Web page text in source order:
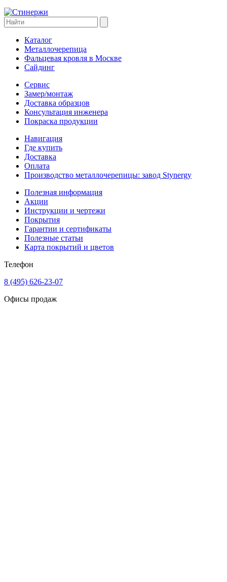
Каталог
Металлочерепица
Фальцевая кровля в Москве
Сайдинг
Сервис
Замер/монтаж
Доставка образцов
Консультация инженера
Покраска продукции
Навигация
Где купить
Доставка
Оплата
Производство металлочерепицы: завод Stynergy
Полезная информация
Акции
Инструкции и чертежи
Покрытия
Гарантии и сертификаты
Полезные статьи
Карта покрытий и цветов
Телефон
8 (495) 626-23-07
Офисы продаж